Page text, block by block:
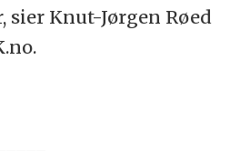
sier Knut-Jørgen Røed